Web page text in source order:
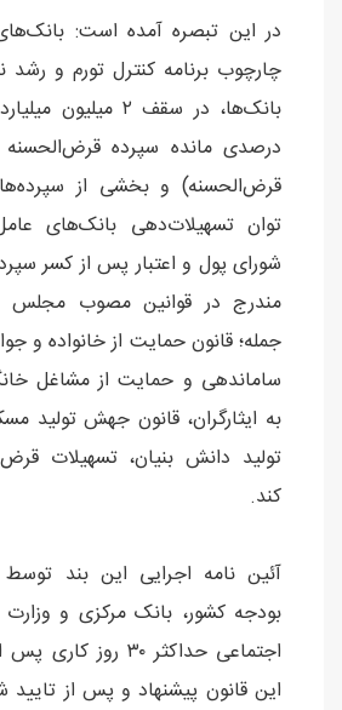
در این تبصره آمده است:
چارچوب برنامه کنترل تورم و رشد
درصدی مانده سپرده
قرض‌الحسنه) و بخشی از
توان تسهیلات‌دهی بانک‌های
شورای پول و اعتبار پس از کسر
مندرج در قوانین مصوب مجلس
جمله؛ قانون حمایت از خانواده و
ساماندهی و حمایت از مشاغل
به ایثارگران، قانون جهش تولید
تولید دانش بنیان، تسهیلات
کند.
آئین نامه اجرایی این بند
بودجه کشور، بانک مرکزی و وزارت
اجتماعی حداکثر ۳۰
این قانون پیشنهاد و پس از تایید